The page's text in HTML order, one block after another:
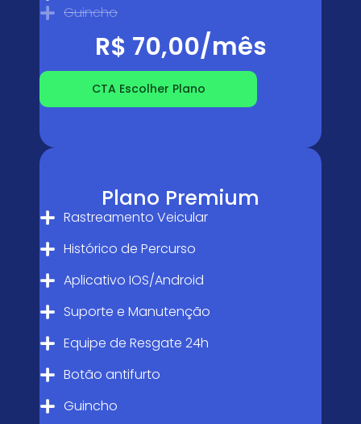
Guincho
R$ 70,00/mês
CTA Escolher Plano
Plano Premium
Rastreamento Veicular
Histórico de Percurso
Aplicativo IOS/Android
Suporte e Manutenção
Equipe de Resgate 24h
Botão antifurto
Guincho